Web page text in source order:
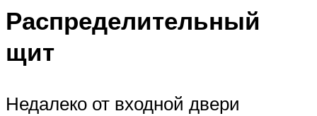
Распределительный
щит
Недалеко от входной двери